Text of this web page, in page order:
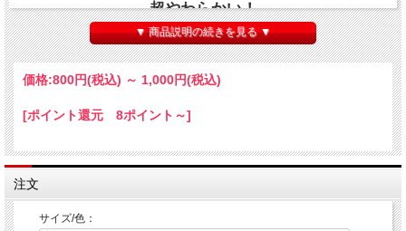
超やわらかい！
日本メーカーのスポンジボール
↓ 動画をご覧下さい！ ↓
▼ 商品説明の続きを見る ▼
価格:800円(税込) ～ 1,000円(税込)
[ポイント還元 8ポイント～]
注文
サイズ/色：